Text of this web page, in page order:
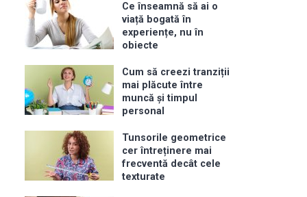
Ce înseamnă să ai o
viață bogată în
experiențe, nu în
obiecte
Cum să creezi tranziții
mai plăcute între
muncă și timpul
personal
Tunsorile geometrice
cer întreținere mai
frecventă decât cele
texturate